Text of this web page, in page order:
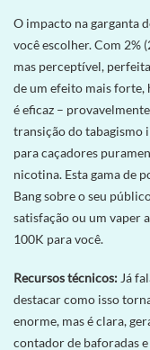
O impacto na garganta
você escolher. Com 2%
mas perceptível,
de um efeito mais forte,
é eficaz –
transição do tabagismo
para caçadores
nicotina. Esta gama de
Bang sobre o seu
satisfação ou um vaper
100K para você.
Recursos técnicos: Já
destacar como isso
enorme, mas é clara,
contador de baforadas